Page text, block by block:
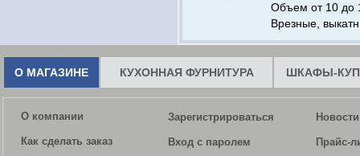
Объем от 10 до
Врезные,
О МАГАЗИНЕ КУХОННАЯ ФУРНИТУРА ШКАФЫ-
О компании
Как сделать заказ
Зарегистрироваться
Вход с паролем
Новости
Прайс-